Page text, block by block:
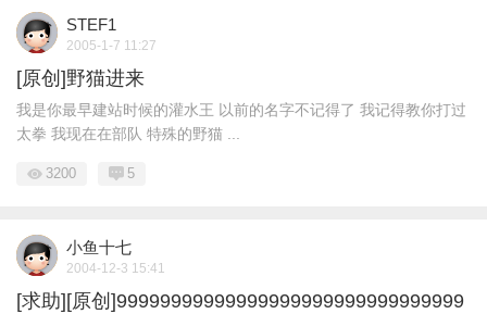
STEF1
2005-1-7 11:27
[原创]野猫进来
我是你最早建站时候的灌水王 以前的名字不记得了 我记得教你打过
太拳 我现在在部队 特殊的野猫 ...
3200 5
小鱼十七
2004-12-3 15:41
[求助][原创]99999999999999999999999999999999